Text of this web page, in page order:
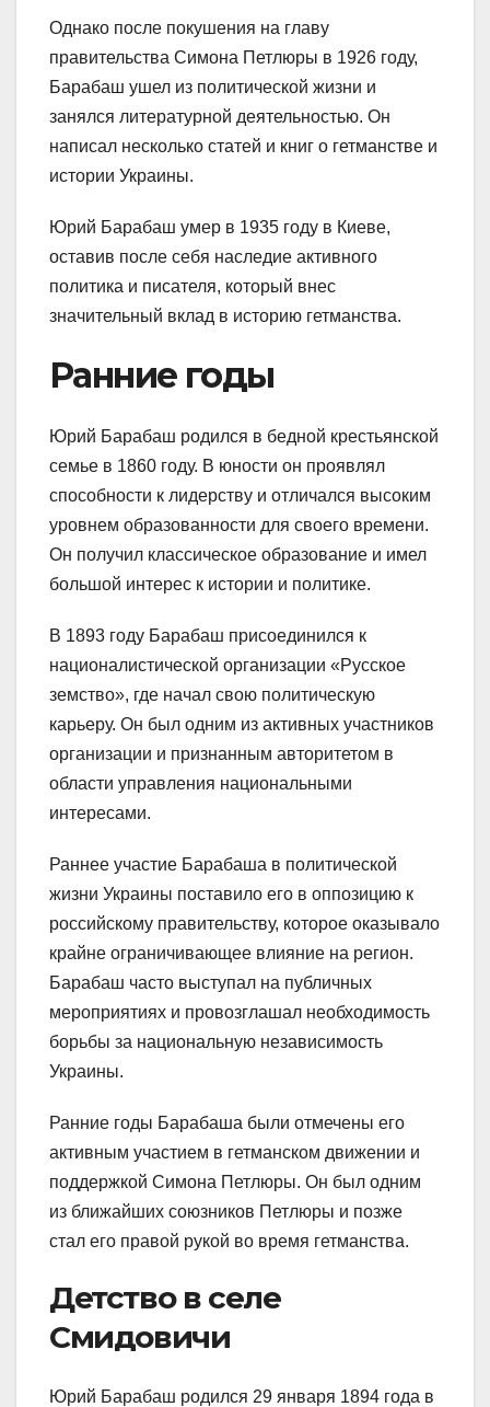
Однако после покушения на главу
правительства Симона Петлюры в 1926 году,
Барабаш ушел из политической жизни и
занялся литературной деятельностью. Он
написал несколько статей и книг о гетманстве и
истории Украины.
Юрий Барабаш умер в 1935 году в Киеве,
оставив после себя наследие активного
политика и писателя, который внес
значительный вклад в историю гетманства.
Ранние годы
Юрий Барабаш родился в бедной крестьянской
семье в 1860 году. В юности он проявлял
способности к лидерству и отличался высоким
уровнем образованности для своего времени.
Он получил классическое образование и имел
большой интерес к истории и политике.
В 1893 году Барабаш присоединился к
националистической организации «Русское
земство», где начал свою политическую
карьеру. Он был одним из активных участников
организации и признанным авторитетом в
области управления национальными
интересами.
Раннее участие Барабаша в политической
жизни Украины поставило его в оппозицию к
российскому правительству, которое оказывало
крайне ограничивающее влияние на регион.
Барабаш часто выступал на публичных
мероприятиях и провозглашал необходимость
борьбы за национальную независимость
Украины.
Ранние годы Барабаша были отмечены его
активным участием в гетманском движении и
поддержкой Симона Петлюры. Он был одним
из ближайших союзников Петлюры и позже
стал его правой рукой во время гетманства.
Детство в селе
Смидовичи
Юрий Барабаш родился 29 января 1894 года в